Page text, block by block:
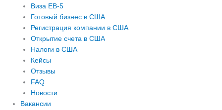
Виза EB-5
Готовый бизнес в США
Регистрация компании в США
Открытие счета в США
Налоги в США
Кейсы
Отзывы
FAQ
Новости
Вакансии